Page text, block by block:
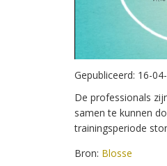
Gepubliceerd: 16-
De professionals
samen te kunnen
trainingsperiode
Bron: Blosse